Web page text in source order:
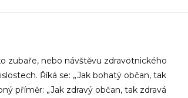
zubaře, nebo návštěvu zdravotnického
Říká se: „Jak bohatý občan, tak
příměr: „Jak zdravý občan, tak zdravá